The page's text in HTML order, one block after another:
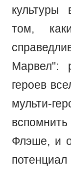
культуры
том,
Марвел":
героев
мульти-
Флэше, и